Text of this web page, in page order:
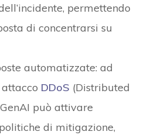
permettendo
di concentrarsi su
automatizzate: ad
DDoS (Distributed
può attivare
di mitigazione,